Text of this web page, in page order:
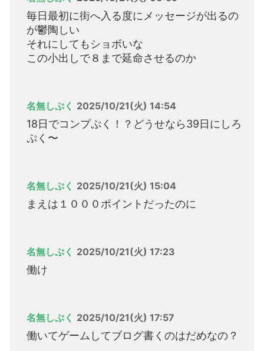
毎日最初に街へ入る度にメッセージが出るの
が鬱陶しい
それにしてもショボいな
この小出しで８まで延命させるのか
名無しぷく 2025/10/21(火) 14:54
18日でコンプぷく！？どうせなら39日にしろ
ぷく〜
名無しぷく 2025/10/21(火) 15:04
まえは１０００ポイントだったのに
名無しぷく 2025/10/21(火) 17:23
働け
名無しぷく 2025/10/21(火) 17:57
働いてゲームしてブログ書くのはだめなの？